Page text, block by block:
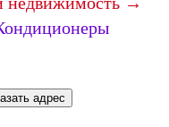
адрес